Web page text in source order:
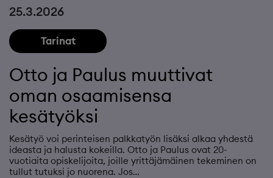
25.3.2026
Tarinat
Otto ja Paulus muuttivat
oman osaamisensa
kesätyöksi
Kesätyö voi perinteisen palkkatyön lisäksi alkaa yhdestä
ideasta ja halusta kokeilla. Otto ja Paulus ovat 20-
vuotiaita opiskelijoita, joille yrittäjämäinen tekeminen on
tullut tutuksi jo nuorena. Jos…